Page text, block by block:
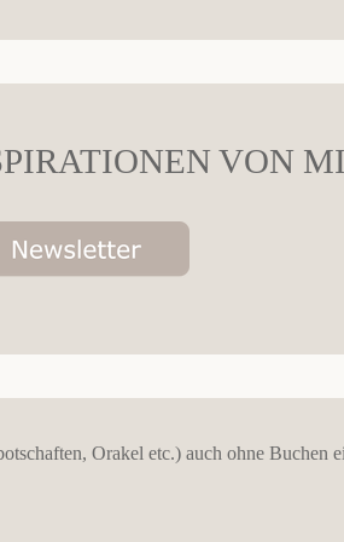
VON
Orakel etc.) auch ohne Buchen